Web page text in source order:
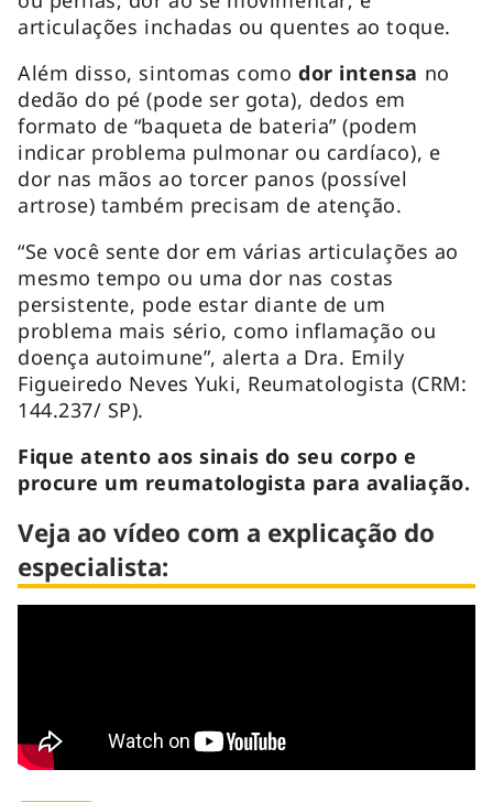
articulações inchadas ou quentes ao toque.
Além disso, sintomas comodor intensa no
dedão do pé (pode ser gota), dedos em
formato de “baqueta de bateria” (podem
indicar problema pulmonar ou cardíaco), e
dor nas mãos ao torcer panos (possível
artrose) também precisam de atenção.
“Se você sente dor em várias articulações ao
mesmo tempo ou uma dor nas costas
persistente, pode estar diante de um
problema mais sério, como inflamação ou
doença autoimune”, alerta a Dra. Emily
Figueiredo Neves Yuki, Reumatologista (CRM:
144.237/ SP).
Fique atento aos sinais do seu corpo e
procure um reumatologista para avaliação.
Veja ao vídeo com a explicação do
especialista: